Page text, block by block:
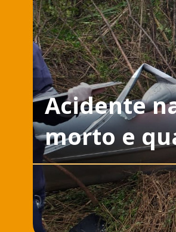
Acidente
morto e